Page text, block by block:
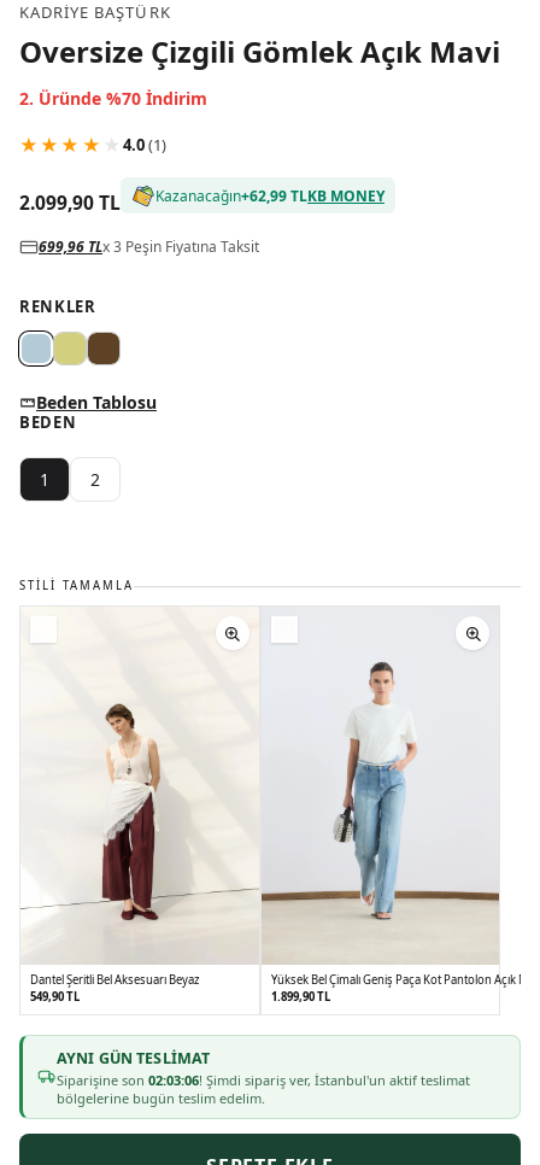
KADRIYE BAŞTÜRK
Oversize Çizgili Gömlek Açık Mavi
2. Üründe %70 İndirim
★ ★ ★ ★ ★4.0(1)
2.099,90 TL Kazanacağın+62,99 TLKB MONEY
699,96 TLx 3 Peşin Fiyatına Taksit
RENKLER
Beden Tablosu
BEDEN
1 2
STILI TAMAMLA
Dantel Şeritli Bel Aksesuarı Beyaz
549,90 TL
1 2
Yüksek Bel Çimalı Geniş Paça Kot Pantolon Açık
1.899,90 TL
AYNI GÜN TESLIMAT
Siparişine son 02:03:05! Şimdi sipariş ver, İstanbul'un aktif teslimat
bölgelerine bugün teslim edelim.